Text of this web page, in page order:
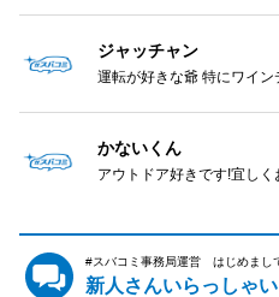
ジャッチャン
運転が好きな爺 特にワイ
かないくん
アウトドア好きです!宜し
#スバコミ事務局運営 はじめまし
新人さんいらっしゃい